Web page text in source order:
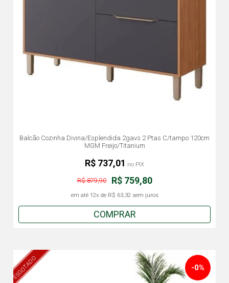
Balcão Cozinha Divina/Esplendida 2gavs 2 Ptas C/tampo 120cm
MGM Freijo/Titanium
R$ 759,80
R$ 879,90
em até 12x de R$ 63,32sem juros
R$ 737,01 no PIX
COMPRAR
ESGOTADO -0%